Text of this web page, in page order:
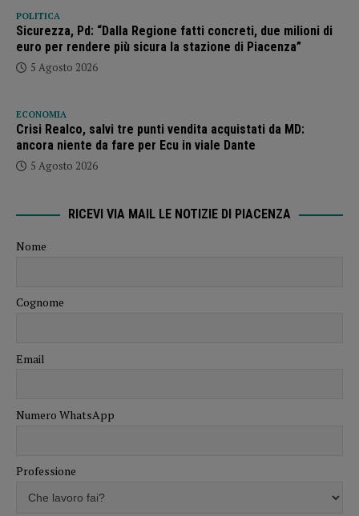
POLITICA
Sicurezza, Pd: “Dalla Regione fatti concreti, due milioni di
euro per rendere più sicura la stazione di Piacenza”
5 Agosto 2026
ECONOMIA
Crisi Realco, salvi tre punti vendita acquistati da MD:
ancora niente da fare per Ecu in viale Dante
5 Agosto 2026
RICEVI VIA MAIL LE NOTIZIE DI PIACENZA
Nome
Cognome
Email
Numero WhatsApp
Professione